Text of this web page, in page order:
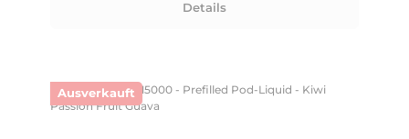
Details
Ausverkauft